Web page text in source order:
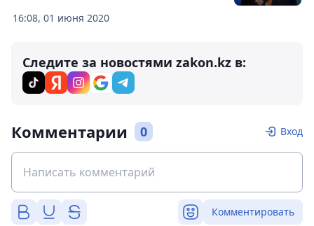
16:08, 01 июня 2020
Следите за новостями zakon.kz в:
Комментарии 0 Вход
Комментировать